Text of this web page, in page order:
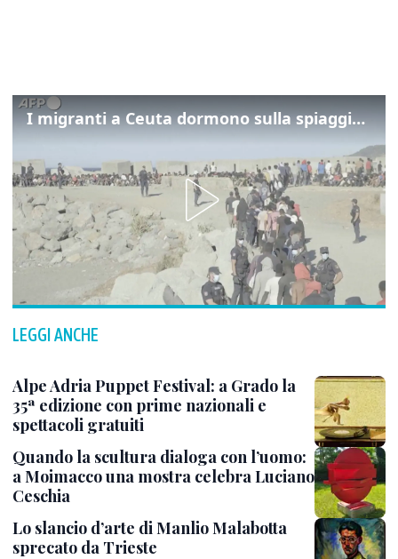
I migranti a Ceuta dormono sulla spiaggia: "Vogliamo entrare in Europa"
LEGGI ANCHE
Alpe Adria Puppet Festival: a Grado la
35ª edizione con prime nazionali e
spettacoli gratuiti
Quando la scultura dialoga con l’uomo:
a Moimacco una mostra celebra Luciano
Ceschia
Lo slancio d’arte di Manlio Malabotta
sprecato da Trieste